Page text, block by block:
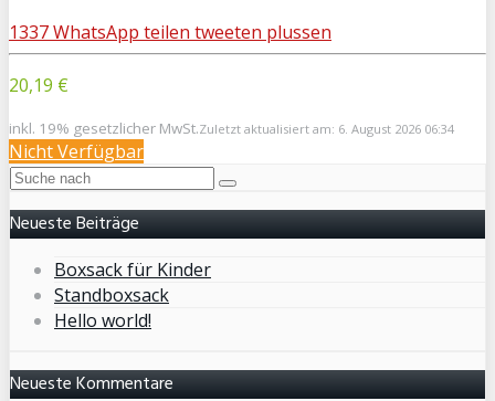
1337WhatsApp teilen tweeten plussen
20,19 €
inkl. 19% gesetzlicher MwSt.Zuletzt aktualisiert am: 6. August 2026 06:34
Nicht Verfügbar
Neueste Beiträge
Boxsack für Kinder
Standboxsack
Hello world!
Neueste Kommentare